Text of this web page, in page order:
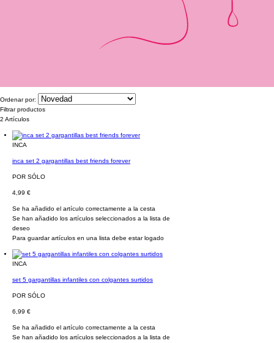
Ordenar por:
Filtrar productos
2 Artículos
INCA
inca set 2 gargantillas best friends forever
POR SÓLO
4,99 €
Se ha añadido el artículo correctamente a la cesta
Se han añadido los artículos seleccionados a la lista de
deseo
Para guardar artículos en una lista debe estar logado
INCA
set 5 gargantillas infantiles con colgantes surtidos
POR SÓLO
6,99 €
Se ha añadido el artículo correctamente a la cesta
Se han añadido los artículos seleccionados a la lista de